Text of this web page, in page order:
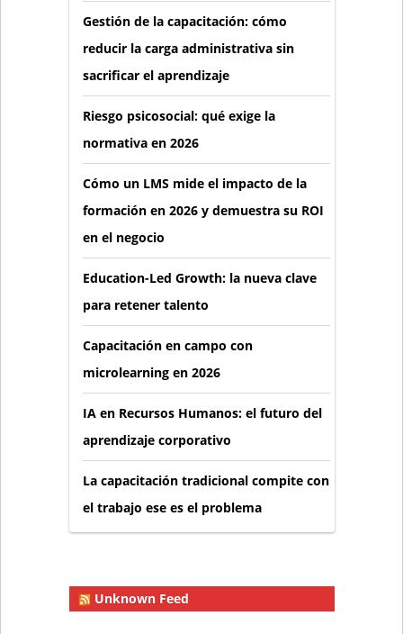
Gestión de la capacitación: cómo
reducir la carga administrativa sin
sacrificar el aprendizaje
Riesgo psicosocial: qué exige la
normativa en 2026
Cómo un LMS mide el impacto de la
formación en 2026 y demuestra su ROI
en el negocio
Education-Led Growth: la nueva clave
para retener talento
Capacitación en campo con
microlearning en 2026
IA en Recursos Humanos: el futuro del
aprendizaje corporativo
La capacitación tradicional compite con
el trabajo ese es el problema
Unknown Feed